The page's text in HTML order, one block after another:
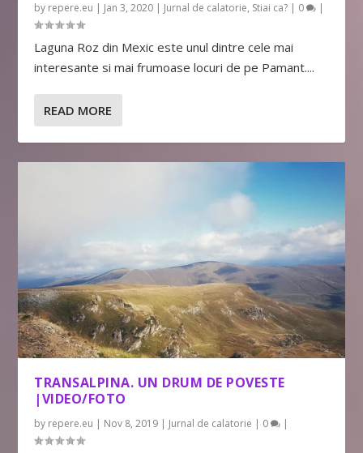
by repere.eu | Jan 3, 2020 | Jurnal de calatorie, Stiai ca? | 0 |
Laguna Roz din Mexic este unul dintre cele mai
interesante si mai frumoase locuri de pe Pamant....
READ MORE
TRANSALPINA. UN DRUM DE POVESTE
|VIDEO/FOTO
by repere.eu | Nov 8, 2019 | Jurnal de calatorie | 0 |